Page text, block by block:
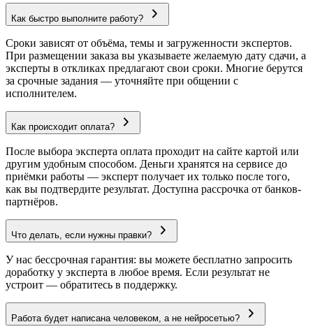
Как быстро выполните работу?
Сроки зависят от объёма, темы и загруженности экспертов.
При размещении заказа вы указываете желаемую дату сдачи, а
эксперты в откликах предлагают свои сроки. Многие берутся
за срочные задания — уточняйте при общении с
исполнителем.
Как происходит оплата?
После выбора эксперта оплата проходит на сайте картой или
другим удобным способом. Деньги хранятся на сервисе до
приёмки работы — эксперт получает их только после того,
как вы подтвердите результат. Доступна рассрочка от банков-
партнёров.
Что делать, если нужны правки?
У нас бессрочная гарантия: вы можете бесплатно запросить
доработку у эксперта в любое время. Если результат не
устроит — обратитесь в поддержку.
Работа будет написана человеком, а не нейросетью?